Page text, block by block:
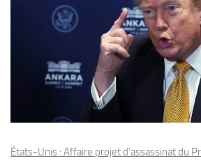
États-Unis : Affaire projet d’assassinat du